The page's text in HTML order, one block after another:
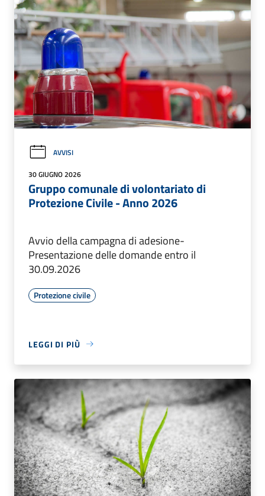
AVVISI
30 GIUGNO 2026
Gruppo comunale di volontariato di
Protezione Civile - Anno 2026
Avvio della campagna di adesione-
Presentazione delle domande entro il
30.09.2026
Protezione civile
LEGGI DI PIÙ